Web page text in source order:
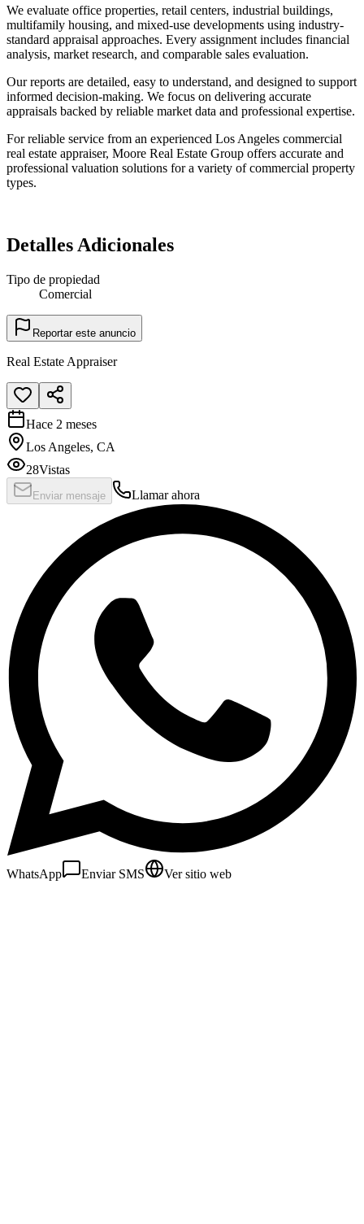
We evaluate office properties, retail centers, industrial buildings,
multifamily housing, and mixed-use developments using industry-
standard appraisal approaches. Every assignment includes financial
analysis, market research, and comparable sales evaluation.
Our reports are detailed, easy to understand, and designed to support
informed decision-making. We focus on delivering accurate
appraisals backed by reliable market data and professional expertise.
For reliable service from an experienced Los Angeles commercial
real estate appraiser, Moore Real Estate Group offers accurate and
professional valuation solutions for a variety of commercial property
types.
Detalles Adicionales
Tipo de propiedad
Comercial
Reportar este anuncio
Real Estate Appraiser
Hace 2 meses
Los Angeles, CA
28Vistas
Enviar mensaje Llamar ahora
WhatsApp Enviar SMS Ver sitio web